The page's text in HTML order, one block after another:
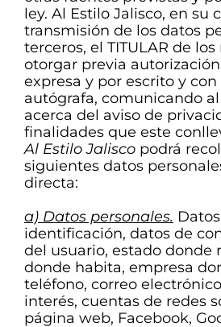
ley. Al Estilo Jalisco, en su
transmisión de los datos
terceros, el TITULAR de
otorgar previa
expresa y por escrito y
autógrafa, comunicando al
acerca del aviso de
finalidades que este
Al Estilo Jalisco podrá
siguientes datos
directa:
a) Datos personales.
identificación, datos de
del usuario, estado donde
donde habita, empresa
teléfono, correo
interés, cuentas de redes
página web, Facebook,